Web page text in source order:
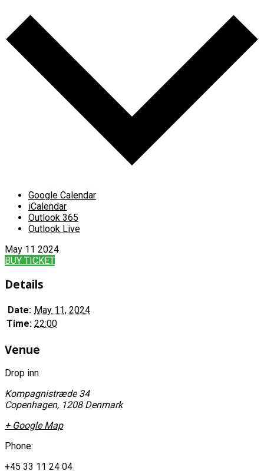
Google Calendar
iCalendar
Outlook 365
Outlook Live
May 11 2024
BUY TICKET
Details
Date: May 11, 2024
Time: 22:00
Venue
Drop inn
Kompagnistræde 34
Copenhagen, 1208 Denmark
+ Google Map
Phone:
+45 33 11 24 04